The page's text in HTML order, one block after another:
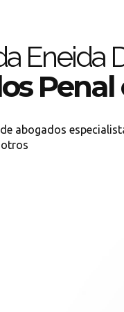
Eneida
Penal
abogados
otros